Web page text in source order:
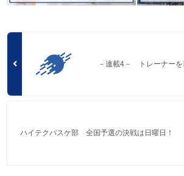
－連載4－ トレーナーを
ハイテクバスケ部 全国予選の決戦は日曜日！